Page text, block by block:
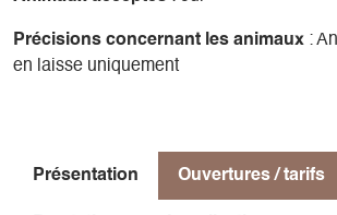
Précisions concernant les animaux :
en laisse uniquement
Présentation Ouvertures / tarifs